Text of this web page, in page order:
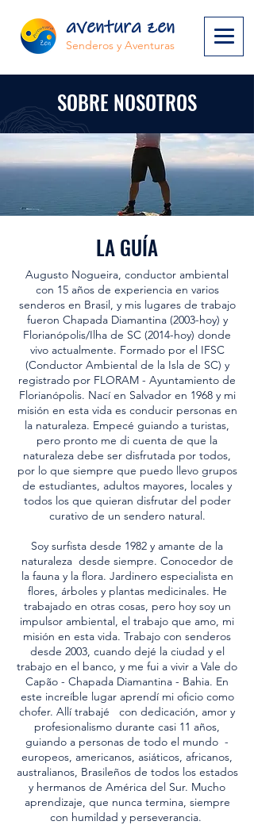
aventura zen
Senderos y Aventuras
SOBRE NOSOTROS
LA GUÍA
Augusto Nogueira, conductor ambiental
con 15 años de experiencia en varios
senderos en Brasil, y mis lugares de trabajo
fueron Chapada Diamantina (2003-hoy) y
Florianópolis/Ilha de SC (2014-hoy) donde
vivo actualmente. Formado por el IFSC
(Conductor Ambiental de la Isla de SC) y
registrado por FLORAM - Ayuntamiento de
Florianópolis. Nací en Salvador en 1968 y mi
misión en esta vida es conducir personas en
la naturaleza. Empecé guiando a turistas,
pero pronto me di cuenta de que la
naturaleza debe ser disfrutada por todos,
por lo que siempre que puedo llevo grupos
de estudiantes, adultos mayores, locales y
todos los que quieran disfrutar del poder
curativo de un sendero natural.
Soy surfista desde 1982 y amante de la
naturaleza desde siempre. Conocedor de
la fauna y la flora. Jardinero especialista en
flores, árboles y plantas medicinales. He
trabajado en otras cosas, pero hoy soy un
impulsor ambiental, el trabajo que amo, mi
misión en esta vida. Trabajo con senderos
desde 2003, cuando dejé la ciudad y el
trabajo en el banco, y me fui a vivir a Vale do
Capão - Chapada Diamantina - Bahia. En
este increíble lugar aprendí mi oficio como
chofer. Allí trabajé con dedicación, amor y
profesionalismo durante casi 11 años,
guiando a personas de todo el mundo -
europeos, americanos, asiáticos, africanos,
australianos, Brasileños de todos los estados
y hermanos de América del Sur. Mucho
aprendizaje, que nunca termina, siempre
con humildad y perseverancia.